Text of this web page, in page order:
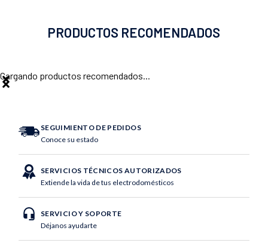
PRODUCTOS RECOMENDADOS
Cargando productos recomendados...
SEGUIMIENTO DE PEDIDOS
Conoce su estado
SERVICIOS TÉCNICOS AUTORIZADOS
Extiende la vida de tus electrodomésticos
SERVICIO Y SOPORTE
Déjanos ayudarte